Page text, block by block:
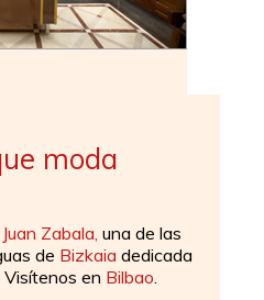
moda
Zabala, una de las
de Bizkaia dedicada
Visítenos en Bilbao.